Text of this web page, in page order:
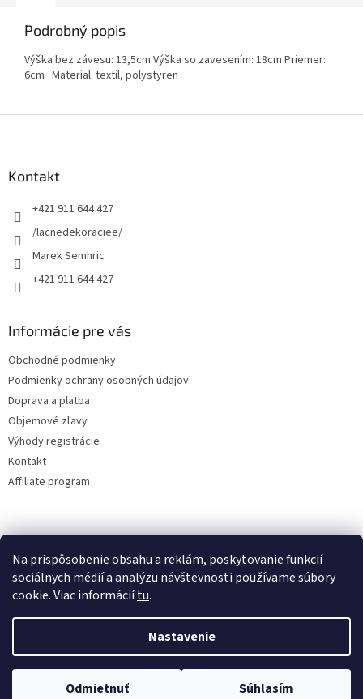
Na prispôsobenie obsahu a reklám, poskytovanie funkcií
sociálnych médií a analýzu návštevnosti používame súbory
cookie. Viac informáciítu.
Nastavenie
Odmietnuť Súhlasím
Podrobný popis
Výška bez závesu: 13,5cm Výška so zavesením: 18cm Priemer:
6cm Material. textil, polystyren
Kontakt
+421 911 644 427
/lacnedekoraciee/
Marek Semhric
+421 911 644 427
Informácie pre vás
Obchodné podmienky
Podmienky ochrany osobných údajov
Doprava a platba
Objemové zľavy
Výhody registrácie
Kontakt
Affiliate program
Copyright 2026lacne-dekoracie.sk. Všetky práva vyhradené.
Upraviť nastavenie cookies